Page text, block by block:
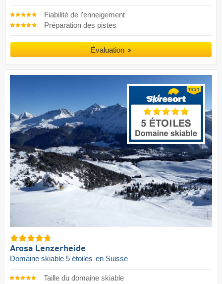
Fiabilité de l'enneigement
Préparation des pistes
Évaluation
Arosa Lenzerheide
Domaine skiable 5 étoiles en Suisse
Taille du domaine skiable